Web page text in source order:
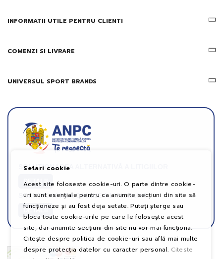
INFORMATII UTILE PENTRU CLIENTI
COMENZI SI LIVRARE
UNIVERSUL SPORT BRANDS
SOLUȚIONAREA ALTERNATIVĂ A LITIGIILOR
DETALII
SOLUȚIONAREA ONLINE A LITIGIILOR
DETALII
Setari cookie
Acest site foloseste cookie-uri. O parte dintre cookie-
uri sunt esențiale pentru ca anumite secțiuni din site să
funcționeze și au fost deja setate. Puteți șterge sau
bloca toate cookie-urile pe care le folosește acest
site, dar anumite secțiuni din site nu vor mai funcționa.
Citește despre politica de cookie-uri sau află mai multe
despre protecția datelor cu caracter personal. Citeste